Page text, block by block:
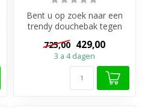
Bent u op zoek naar een
trendy douchebak tegen
deze ...
725,00 429,00
3 a 4 dagen